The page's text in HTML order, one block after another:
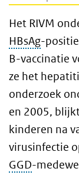
Het RIVM
HBsAg-
B-vaccinatie
ze het
onderzoek
en 2005,
kinderen na
virusinfectie
GGD-